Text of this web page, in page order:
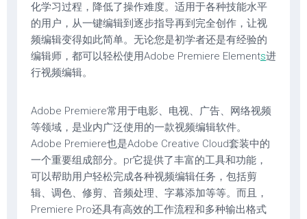
化学习过程，降低了操作难度。适用于各种技能水平
的用户，从一键编辑到逐步指导再到完全创作，让视
频编辑变得如此简单。无论您是初学者还是有经验的
编辑师，都可以轻松使用Adobe Premiere Elements进
行视频编辑。
Adobe Premiere常用于电影、电视、广告、网络视频
等领域，是业内广泛使用的一款视频编辑软件。
Adobe Premiere也是Adobe Creative Cloud套装中的
一个重要组成部分。pr它提供了丰富的工具和功能，
可以帮助用户轻松完成各种视频编辑任务，包括剪
辑、调色、修剪、音频处理、字幕添加等等。而且，
Premiere Pro还具有高效的工作流程和多种输出格式